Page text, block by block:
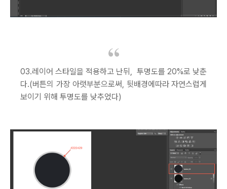
03.레이어 스타일을 적용하고 난뒤, 투명도를 20%로 낮춘
다.(버튼의 가장 아랫부분으로써, 뒷배경에따라 자연스럽게
보이기 위해 투명도를 낮추었다)